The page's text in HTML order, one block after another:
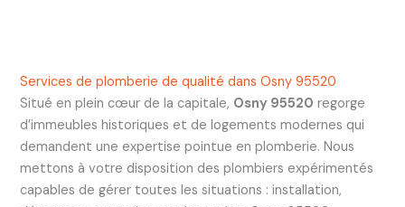
Services de plomberie de qualité dans Osny 95520
Situé en plein cœur de la capitale, Osny 95520 regorge
d’immeubles historiques et de logements modernes qui
demandent une expertise pointue en plomberie. Nous
mettons à votre disposition des plombiers expérimentés
capables de gérer toutes les situations : installation,